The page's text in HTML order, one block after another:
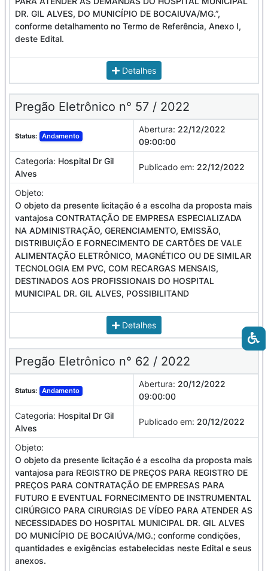
DR. GIL ALVES, DO MUNICÍPIO DE BOCAIUVA/MG.”,
conforme detalhamento no Termo de Referência, Anexo I,
deste Edital.
Detalhes
Pregão Eletrônico n° 57 / 2022
Status: Andamento
Abertura: 22/12/2022
09:00:00
Categoria: Hospital Dr Gil
Alves
Publicado em: 22/12/2022
Objeto:
O objeto da presente licitação é a escolha da proposta mais
vantajosa CONTRATAÇÃO DE EMPRESA ESPECIALIZADA
NA ADMINISTRAÇÃO, GERENCIAMENTO, EMISSÃO,
DISTRIBUIÇÃO E FORNECIMENTO DE CARTÕES DE VALE
ALIMENTAÇÃO ELETRÔNICO, MAGNÉTICO OU DE SIMILAR
TECNOLOGIA EM PVC, COM RECARGAS MENSAIS,
DESTINADOS AOS PROFISSIONAIS DO HOSPITAL
MUNICIPAL DR. GIL ALVES, POSSIBILITAND
Detalhes
Pregão Eletrônico n° 62 / 2022
Status: Andamento
Abertura: 20/12/2022
09:00:00
Categoria: Hospital Dr Gil
Alves
Publicado em: 20/12/2022
Objeto:
O objeto da presente licitação é a escolha da proposta mais
vantajosa para REGISTRO DE PREÇOS PARA REGISTRO DE
PREÇOS PARA CONTRATAÇÃO DE EMPRESAS PARA
FUTURO E EVENTUAL FORNECIMENTO DE INSTRUMENTAL
CIRÚRGICO PARA CIRURGIAS DE VÍDEO PARA ATENDER AS
NECESSIDADES DO HOSPITAL MUNICIPAL DR. GIL ALVES
DO MUNICÍPIO DE BOCAIÚVA/MG.; conforme condições,
quantidades e exigências estabelecidas neste Edital e seus
anexos.